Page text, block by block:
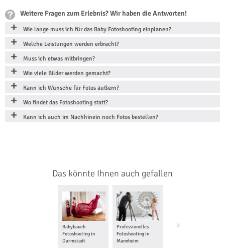
Weitere Fragen zum Erlebnis? Wir haben die Antworten!
Wie lange muss ich für das Baby Fotoshooting einplanen?
Welche Leistungen werden erbracht?
Muss ich etwas mitbringen?
Wie viele Bilder werden gemacht?
Kann ich Wünsche für Fotos äußern?
Wo findet das Fotoshooting statt?
Kann ich auch im Nachhinein noch Fotos bestellen?
Das könnte Ihnen auch gefallen
Babybauch
Fotoshooting in
Darmstadt
Professionelles
Fotoshooting in
Mannheim
Bob Ross Malkurs®